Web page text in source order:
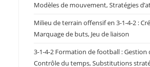
Modèles de mouvement, Stratégies
Milieu de terrain offensif en 3-1-4-2 :
Marquage de buts, Jeu de liaison
3-1-4-2 Formation de football : Gestion
Contrôle du temps, Substitutions